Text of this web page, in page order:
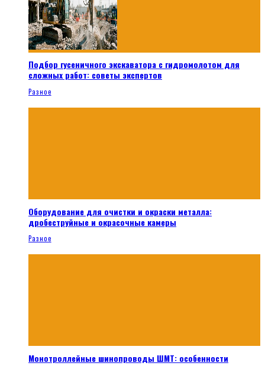
Подбор гусеничного экскаватора с гидромолотом для
сложных работ: советы экспертов
Разное
Оборудование для очистки и окраски металла:
дробеструйные и окрасочные камеры
Разное
Монотроллейные шинопроводы ШМТ: особенности